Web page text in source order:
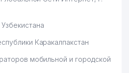
Каракалпакстан
мобильной и городской